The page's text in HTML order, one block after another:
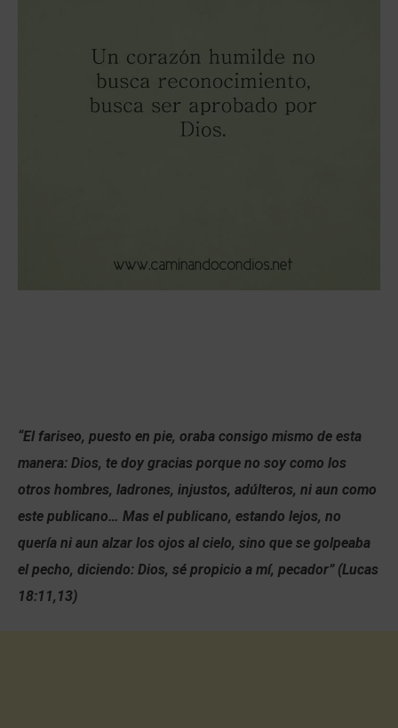
“El fariseo, puesto en pie, oraba consigo mismo de esta
manera: Dios, te doy gracias porque no soy como los
otros hombres, ladrones, injustos, adúlteros, ni aun como
este publicano… Mas el publicano, estando lejos, no
quería ni aun alzar los ojos al cielo, sino que se golpeaba
el pecho, diciendo: Dios, sé propicio a mí, pecador” (Lucas
18:11,13)